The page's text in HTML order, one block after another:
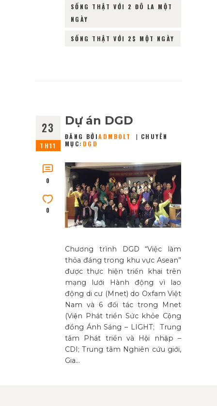
SỐNG THẬT VỚI 2 ĐÔ LA MỘT
NGÀY
SỐNG THẬT VỚI 2$ MỘT NGÀY
23
TH11
0
0
Dự án DGD
ĐĂNG BỞIADMBOLT
CHUYÊN
MỤC: DGD
Chương trình DGD “Việc làm
thỏa đáng trong khu vực Asean”
được thực hiện triển khai trên
mạng lưới Hành động vì lao
động di cư (Mnet) do Oxfam Việt
Nam và 6 đối tác trong Mnet
(Viện Phát triển Sức khỏe Cộng
đồng Ánh Sáng – LIGHT; Trung
tâm Phát triển và Hội nhập –
CDI; Trung tâm Nghiên cứu giới,
Gia…